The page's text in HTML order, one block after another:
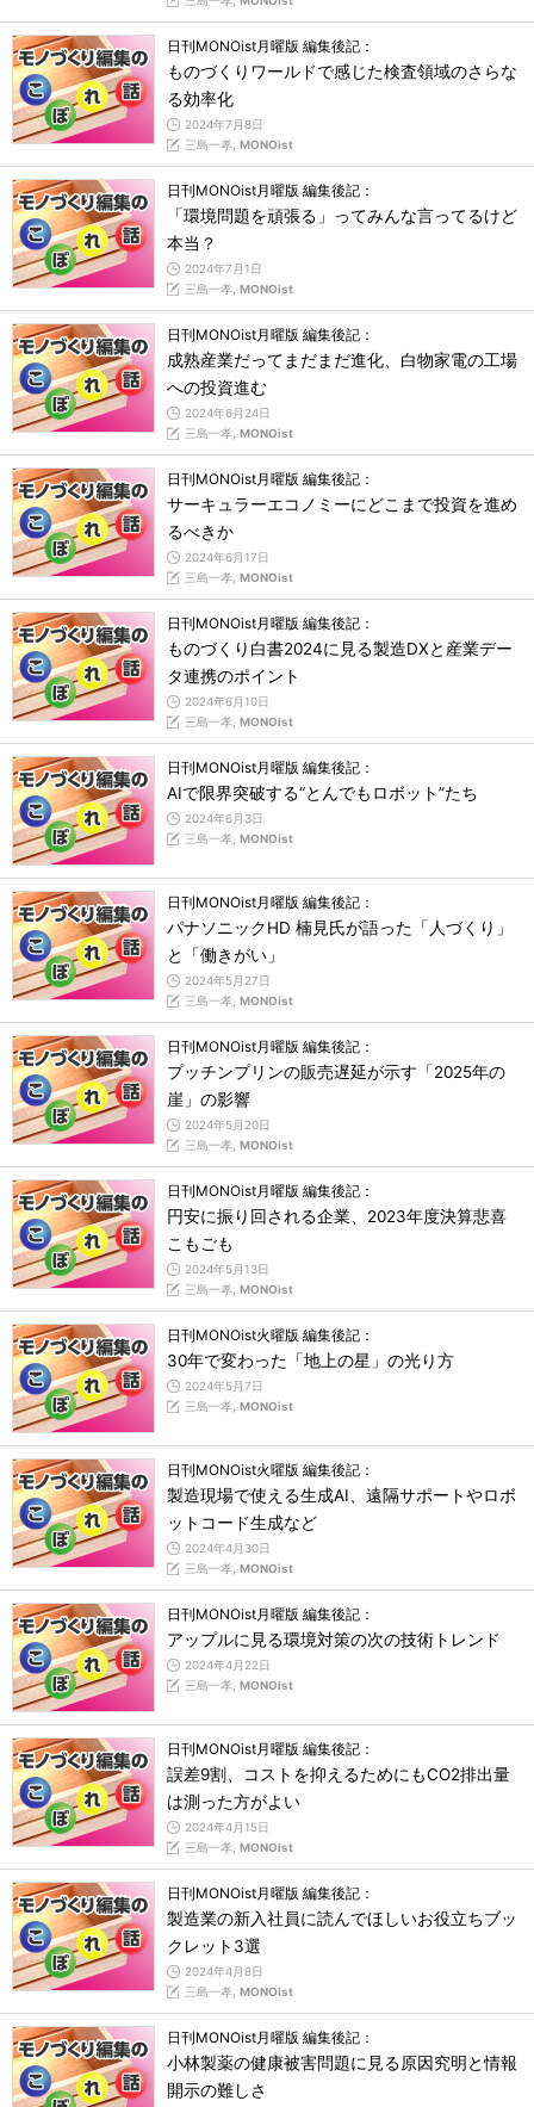
日刊MONOist月曜版 編集後記：
ものづくりワールドで感じた検査領域のさらな
る効率化
2024年7月8日
三島一孝, MONOist
日刊MONOist月曜版 編集後記：
「環境問題を頑張る」ってみんな言ってるけど
本当？
2024年7月1日
三島一孝, MONOist
日刊MONOist月曜版 編集後記：
成熟産業だってまだまだ進化、白物家電の工場
への投資進む
2024年6月24日
三島一孝, MONOist
日刊MONOist月曜版 編集後記：
サーキュラーエコノミーにどこまで投資を進め
るべきか
2024年6月17日
三島一孝, MONOist
日刊MONOist月曜版 編集後記：
ものづくり白書2024に見る製造DXと産業デー
タ連携のポイント
2024年6月10日
三島一孝, MONOist
日刊MONOist月曜版 編集後記：
AIで限界突破する“とんでもロボット”たち
2024年6月3日
三島一孝, MONOist
日刊MONOist月曜版 編集後記：
パナソニックHD 楠見氏が語った「人づくり」
と「働きがい」
2024年5月27日
三島一孝, MONOist
日刊MONOist月曜版 編集後記：
プッチンプリンの販売遅延が示す「2025年の
崖」の影響
2024年5月20日
三島一孝, MONOist
日刊MONOist月曜版 編集後記：
円安に振り回される企業、2023年度決算悲喜
こもごも
2024年5月13日
三島一孝, MONOist
日刊MONOist火曜版 編集後記：
30年で変わった「地上の星」の光り方
2024年5月7日
三島一孝, MONOist
日刊MONOist火曜版 編集後記：
製造現場で使える生成AI、遠隔サポートやロボ
ットコード生成など
2024年4月30日
三島一孝, MONOist
日刊MONOist月曜版 編集後記：
アップルに見る環境対策の次の技術トレンド
2024年4月22日
三島一孝, MONOist
日刊MONOist月曜版 編集後記：
誤差9割、コストを抑えるためにもCO2排出量
は測った方がよい
2024年4月15日
三島一孝, MONOist
日刊MONOist月曜版 編集後記：
製造業の新入社員に読んでほしいお役立ちブッ
クレット3選
2024年4月8日
三島一孝, MONOist
日刊MONOist月曜版 編集後記：
小林製薬の健康被害問題に見る原因究明と情報
開示の難しさ